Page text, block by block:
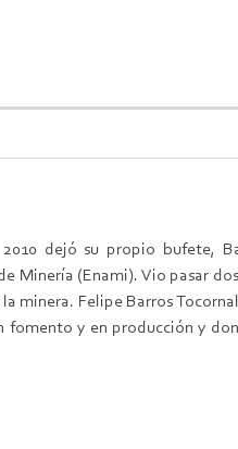
dejó su propio bufete,
Minería (Enami). Vio pasar
minera. Felipe Barros
fomento y en producción y